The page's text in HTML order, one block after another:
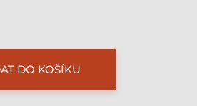
DO KOŠÍKU